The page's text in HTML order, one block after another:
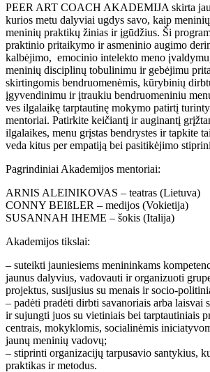
PEER ART COACH AKADEMIJA skirta
kurios metu dalyviai ugdys savo, kaip
meninių praktikų žinias ir įgūdžius. Ši
praktinio pritaikymo ir asmeninio augimo
kalbėjimo, emocinio intelekto meno
meninių disciplinų tobulinimu ir gebėjimu
skirtingomis bendruomenėmis, kūrybinių
įgyvendinimu ir įtraukiu bendruomeniniu
ves ilgalaikę tarptautinę mokymo patirtį
mentoriai. Patirkite keičiantį ir auginantį
ilgalaikes, menu grįstas bendrystes ir tapkite
veda kitus per empatiją bei pasitikėjimo
Pagrindiniai Akademijos mentoriai:
ARNIS ALEINIKOVAS – teatras (Lietuva)
CONNY BEIßLER – medijos (Vokietija)
SUSANNAH IHEME – šokis (Italija)
Akademijos tikslai:
– suteikti jauniesiems menininkams
jaunus dalyvius, vadovauti ir organizuoti
projektus, susijusius su menais ir socio-
– padėti pradėti dirbti savanoriais arba laisvai
ir sujungti juos su vietiniais bei tarptautiniais
centrais, mokyklomis, socialinėmis
jaunų meninių vadovų;
– stiprinti organizacijų tarpusavio santykius,
praktikas ir metodus.